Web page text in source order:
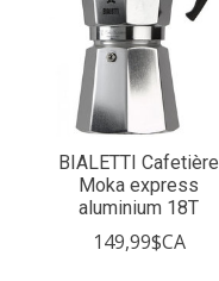
BIALETTI Cafetière
Moka express
aluminium 18T
149,99$CA